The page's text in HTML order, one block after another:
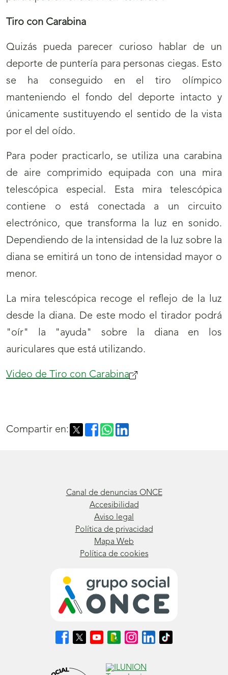
Tiro con Carabina
Quizás pueda parecer curioso hablar de un
deporte de puntería para personas ciegas. Esto
se ha conseguido en el tiro olímpico
manteniendo el fondo del deporte intacto y
únicamente sustituyendo el sentido de la vista
por el del oído.
Para poder practicarlo, se utiliza una carabina
de aire comprimido equipada con una mira
telescópica especial. Esta mira telescópica
contiene o está conectada a un circuito
electrónico, que transforma la luz en sonido.
Dependiendo de la intensidad de la luz sobre la
diana se emitirá un tono de intensidad mayor o
menor.
La mira telescópica recoge el reflejo de la luz
desde la diana. De este modo el tirador podrá
"oír" la "ayuda" sobre la diana en los
auriculares que está utilizando.
Video de Tiro con Carabina(se
Compartir en:
Canal de denuncias ONCE
Accesibilidad
Aviso legal
Política de privacidad
Mapa Web
Política de cookies
Síguenos
en
Síguenos
en
Síguenos
en
Síguenos
en
Blog
Síguenos
en
(se
Síguenos
en
(se
Síguenos
en